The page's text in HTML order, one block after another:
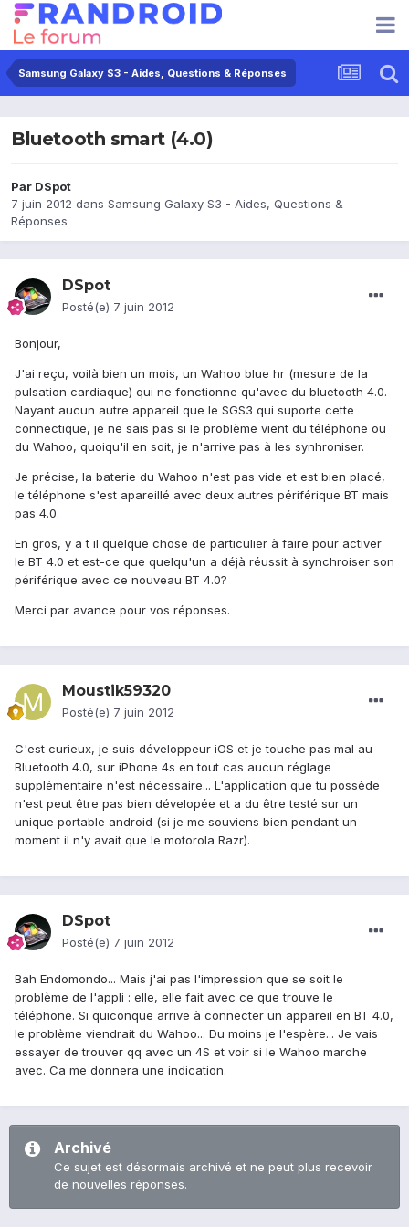
Samsung Galaxy S3 - Aides, Questions & Réponses
Bluetooth smart (4.0)
Par DSpot
7 juin 2012 dans Samsung Galaxy S3 - Aides, Questions &
Réponses
DSpot
Posté(e) 7 juin 2012
Bonjour,
J'ai reçu, voilà bien un mois, un Wahoo blue hr (mesure de la
pulsation cardiaque) qui ne fonctionne qu'avec du bluetooth 4.0.
Nayant aucun autre appareil que le SGS3 qui suporte cette
connectique, je ne sais pas si le problème vient du téléphone ou
du Wahoo, quoiqu'il en soit, je n'arrive pas à les synhroniser.
Je précise, la baterie du Wahoo n'est pas vide et est bien placé,
le téléphone s'est apareillé avec deux autres périférique BT mais
pas 4.0.
En gros, y a t il quelque chose de particulier à faire pour activer
le BT 4.0 et est-ce que quelqu'un a déjà réussit à synchroiser son
périférique avec ce nouveau BT 4.0?
Merci par avance pour vos réponses.
Moustik59320
Posté(e) 7 juin 2012
C'est curieux, je suis développeur iOS et je touche pas mal au
Bluetooth 4.0, sur iPhone 4s en tout cas aucun réglage
supplémentaire n'est nécessaire... L'application que tu possède
n'est peut être pas bien dévelopée et a du être testé sur un
unique portable android (si je me souviens bien pendant un
moment il n'y avait que le motorola Razr).
DSpot
Posté(e) 7 juin 2012
Bah Endomondo... Mais j'ai pas l'impression que se soit le
problème de l'appli : elle, elle fait avec ce que trouve le
téléphone. Si quiconque arrive à connecter un appareil en BT 4.0,
le problème viendrait du Wahoo... Du moins je l'espère... Je vais
essayer de trouver qq avec un 4S et voir si le Wahoo marche
avec. Ca me donnera une indication.
Archivé
Ce sujet est désormais archivé et ne peut plus recevoir
de nouvelles réponses.